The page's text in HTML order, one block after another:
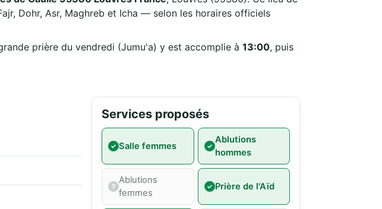
Dohr, Asr, Maghreb et Icha — selon les horaires officiels
prière du vendredi (Jumu'a) y est accomplie à 13:00, puis
Services proposés
Salle femmes
Ablutions
hommes
Ablutions
femmes
Prière de l'Aïd